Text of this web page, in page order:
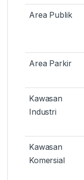
Area Publik
Area Parkir
Kawasan
Industri
Kawasan
Komersial